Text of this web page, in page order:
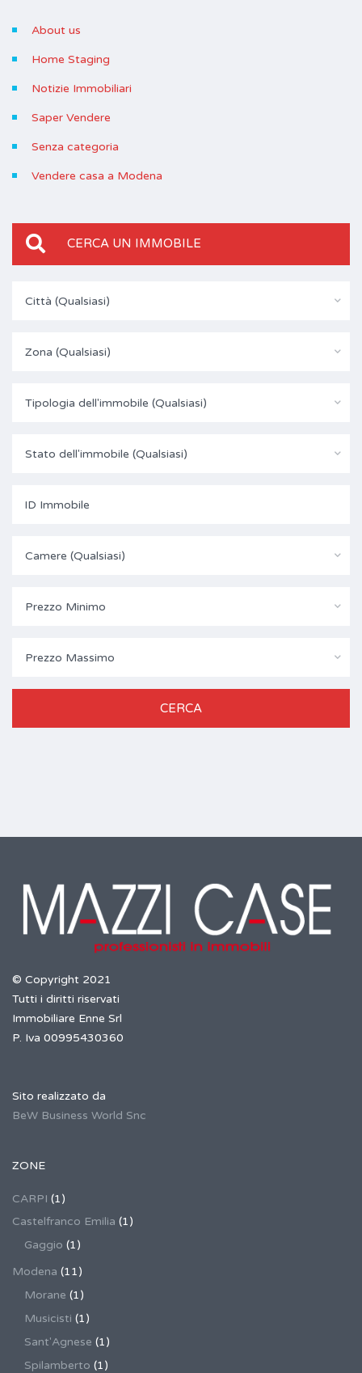
About us
Home Staging
Notizie Immobiliari
Saper Vendere
Senza categoria
Vendere casa a Modena
CERCA UN IMMOBILE
Città (Qualsiasi)
Zona (Qualsiasi)
Tipologia dell'immobile (Qualsiasi)
Stato dell'immobile (Qualsiasi)
Camere (Qualsiasi)
Prezzo Minimo
Prezzo Massimo
© Copyright 2021
Tutti i diritti riservati
Immobiliare Enne Srl
P. Iva 00995430360
Sito realizzato da
BeW Business World Snc
ZONE
CARPI (1)
Castelfranco Emilia (1)
Gaggio (1)
Modena (11)
Morane (1)
Musicisti (1)
Sant'Agnese (1)
Spilamberto (1)